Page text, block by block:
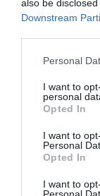
also be
Downstream
Personal
I want to
personal
Opted In
I want to
Personal
Opted In
I want to
que más
donde ayer
2023 tanto
española de